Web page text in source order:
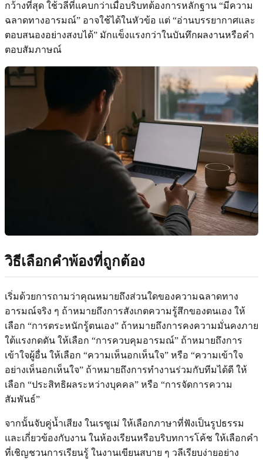
กว้างที่สุด ใช้วลีที่แคบกว่าเมื่อบริบทต้องการหลักฐาน “มีความ
ฉลาดทางอารมณ์” อาจใช้ได้ในหัวข้อ แต่ “อ่านบรรยากาศและ
ตอบสนองอย่างสงบได้” มักแข็งแรงกว่าในบันทึกผลงานหรือคำ
ตอบสัมภาษณ์
วิธีเลือกคำพ้องที่ถูกต้อง
เริ่มด้วยการถามว่าคุณหมายถึงส่วนใดของความฉลาดทาง
อารมณ์จริง ๆ ถ้าหมายถึงการสังเกตความรู้สึกของตนเอง ให้
เลือก “การตระหนักรู้ตนเอง” ถ้าหมายถึงการคงความมั่นคงภาย
ใต้แรงกดดัน ให้เลือก “การควบคุมอารมณ์” ถ้าหมายถึงการ
เข้าใจผู้อื่น ให้เลือก “ความเห็นอกเห็นใจ” หรือ “ความเข้าใจ
อย่างเห็นอกเห็นใจ” ถ้าหมายถึงการทำงานร่วมกับทีมได้ดี ให้
เลือก “ประสิทธิผลระหว่างบุคคล” หรือ “การจัดการความ
สัมพันธ์”
จากนั้นจับคู่น้ำเสียง ในเรซูเม่ ให้เลือกภาษาที่ฟังเป็นรูปธรรม
และเกี่ยวข้องกับงาน ในห้องเรียนหรือบริบทการโค้ช ให้เลือกคำ
ที่เชิญชวนการเรียนรู้ ในงานเขียนสบาย ๆ วลีเรียบง่ายอย่าง